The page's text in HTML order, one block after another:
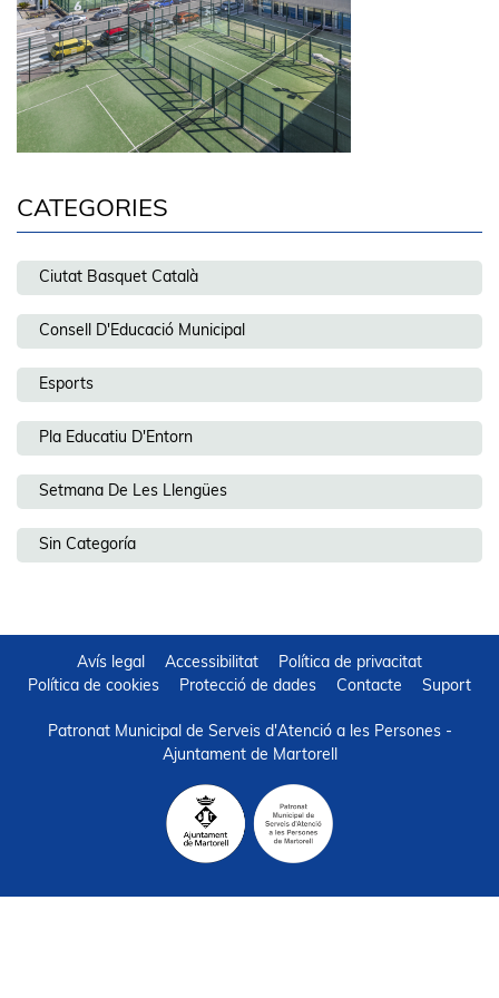
CATEGORIES
Ciutat Basquet Català
Consell D'Educació Municipal
Esports
Pla Educatiu D'Entorn
Setmana De Les Llengües
Sin Categoría
Avís legal Accessibilitat
Política de privacitat
Política de cookies
Protecció de dades Contacte Suport
Patronat Municipal de Serveis d'Atenció a les Persones -
Ajuntament de Martorell